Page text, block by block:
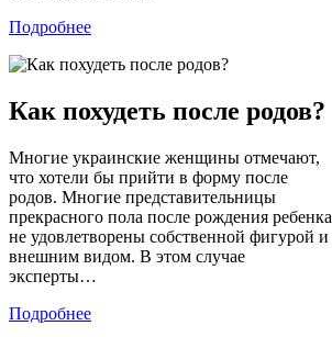
Подробнее
Как похудеть после родов?
Многие украинские женщины отмечают,
что хотели бы прийти в форму после
родов. Многие представительницы
прекрасного пола после рождения ребенка
не удовлетворены собственной фигурой и
внешним видом. В этом случае
эксперты…
Подробнее